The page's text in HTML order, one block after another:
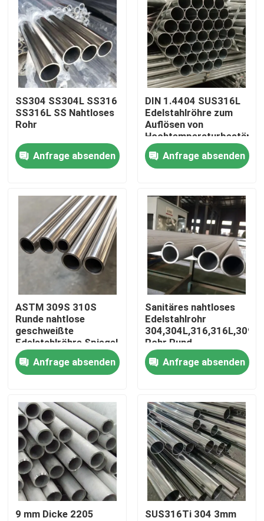
Produkte
Videos
Fabrik-Ausflug
Qualitätskontrolle
Treten Sie mit uns in Verbindung
Nachrichten
Fälle
nahtloses Rohr SS
SS304 SS304L SS316
SS316L SS Nahtloses
Rohr
Anfrage absenden
DIN 1.4404 SUS316L
Edelstahlröhre zum
Auflösen von
für mechanische
Instrumente
Anfrage absenden
ASTM 309S 310S
Runde nahtlose
geschweißte
Edelstahlröhre Spiegel
Finish poliert
Ästhetische
Anziehungskraft
Anfrage absenden
Sanitäres nahtloses
Edelstahlrohr
Rohr Rund
geschweißte Rohre
Anfrage absenden
9 mm Dicke 2205
SUS316Ti 304 3mm